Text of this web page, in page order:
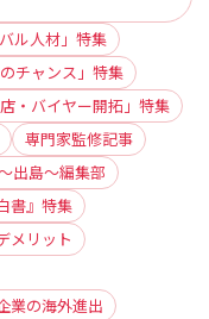
ル人材」特集
チャンス」特集
・バイヤー開拓」特集
専門家監修記事
出島〜編集部
書』特集
メリット
業の海外進出